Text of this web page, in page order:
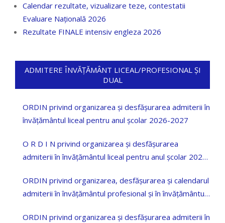
Calendar rezultate, vizualizare teze, contestatii
Evaluare Națională 2026
Rezultate FINALE intensiv engleza 2026
ADMITERE ÎNVĂȚĂMÂNT LICEAL/PROFESIONAL ȘI
DUAL
ORDIN privind organizarea și desfășurarea admiterii în
învățământul liceal pentru anul școlar 2026-2027
O R D I N privind organizarea și desfășurarea
admiterii în învățământul liceal pentru anul școlar 2025
ORDIN privind organizarea, desfășurarea și calendarul
admiterii în învățământul profesional și în învățământul
ORDIN privind organizarea și desfășurarea admiterii în